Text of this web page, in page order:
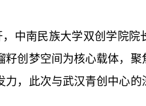
中南民族大学双创学院
创梦空间为核心载体，聚
，此次与武汉青创中心